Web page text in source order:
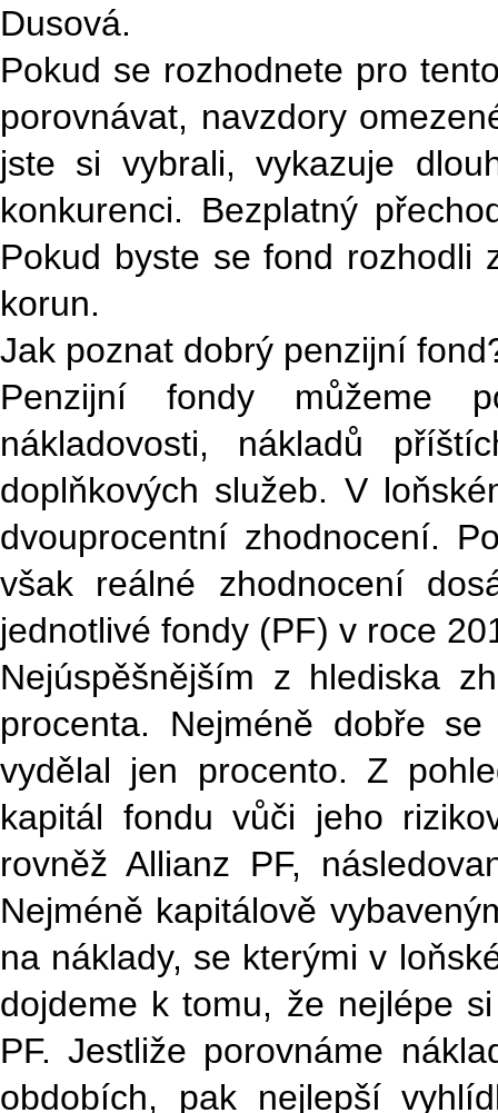
Dusová.
Pokud se rozhodnete pro
porovnávat, navzdory
jste si vybrali, vykazuje
konkurenci. Bezplatný
Pokud byste se fond rozhodli
korun.
Jak poznat dobrý penzijní
Penzijní fondy můžeme
nákladovosti, nákladů
doplňkových služeb. V
dvouprocentní zhodnocení.
však reálné zhodnocení
jednotlivé fondy (PF) v roce
Nejúspěšnějším z hlediska
procenta. Nejméně dobře
vydělal jen procento. Z
kapitál fondu vůči jeho
rovněž Allianz PF,
Nejméně kapitálově
na náklady, se kterými v
dojdeme k tomu, že nejlépe
PF. Jestliže porovnáme
obdobích, pak nejlepší